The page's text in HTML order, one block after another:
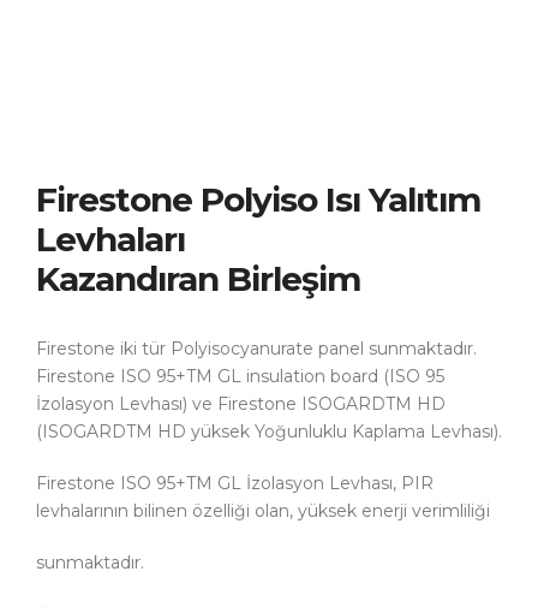
Firestone Polyiso Isı Yalıtım
Levhaları
Kazandıran Birleşim
Firestone iki tür Polyisocyanurate panel sunmaktadır.
Firestone ISO 95+TM GL insulation board (ISO 95
İzolasyon Levhası) ve Firestone ISOGARDTM HD
(ISOGARDTM HD yüksek Yoğunluklu Kaplama Levhası).
Firestone ISO 95+TM GL İzolasyon Levhası, PIR
levhalarının bilinen özelliği olan, yüksek enerji verimliliği
sunmaktadır.